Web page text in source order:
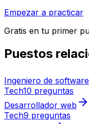
Empezar a practicar
Gratis en tu primer
Puestos
Ingeniero de software
Tech10 preguntas
Desarrollador web
Tech9 preguntas